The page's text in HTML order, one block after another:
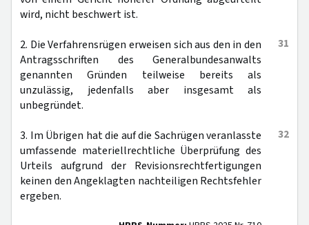
wird, nicht beschwert ist.
31
2. Die Verfahrensrügen erweisen sich aus den in den
Antragsschriften des Generalbundesanwalts
genannten Gründen teilweise bereits als
unzulässig, jedenfalls aber insgesamt als
unbegründet.
32
3. Im Übrigen hat die auf die Sachrügen veranlasste
umfassende materiellrechtliche Überprüfung des
Urteils aufgrund der Revisionsrechtfertigungen
keinen den Angeklagten nachteiligen Rechtsfehler
ergeben.